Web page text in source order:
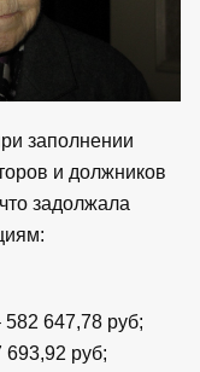
заполнении
и должников
задолжала
647,78 руб;
руб;